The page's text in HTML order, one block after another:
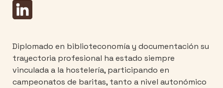
Diplomado en biblioteconomía y documentación su
trayectoria profesional ha estado siempre
vinculada a la hostelería, participando en
campeonatos de baritas, tanto a nivel autonómico